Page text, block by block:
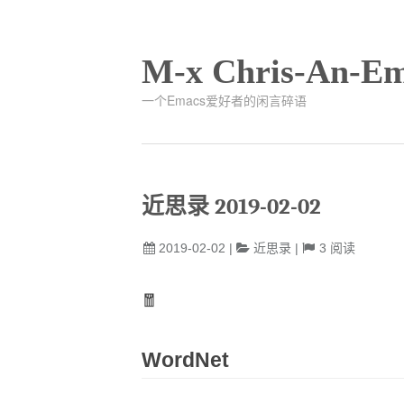
M-x Chris-An-
一个Emacs爱好者的闲言碎语
近思录 2019-02-02
2019-02-02 | 近思录 | 3 阅读
🧧
WordNet